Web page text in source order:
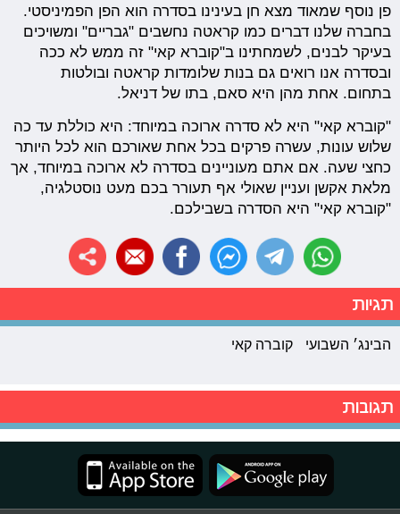
פן נוסף שמאוד מצא חן בעינינו בסדרה הוא הפן הפמיניסטי.
בחברה שלנו דברים כמו קראטה נחשבים "גבריים" ומשויכים
בעיקר לבנים, לשמחתינו ב"קוברא קאי" זה ממש לא ככה
ובסדרה אנו רואים גם בנות שלומדות קראטה ובולטות
בתחום. אחת מהן היא סאם, בתו של דניאל.
"קוברא קאי" היא לא סדרה ארוכה במיוחד: היא כוללת עד כה
שלוש עונות, עשרה פרקים בכל אחת שאורכם הוא לכל היותר
כחצי שעה. אם אתם מעוניינים בסדרה לא ארוכה במיוחד, אך
מלאת אקשן ועניין שאולי אף תעורר בכם מעט נוסטלגיה,
"קוברא קאי" היא הסדרה בשבילכם.
תגיות
הבינג׳ השבועי קוברה קאי
תגובות